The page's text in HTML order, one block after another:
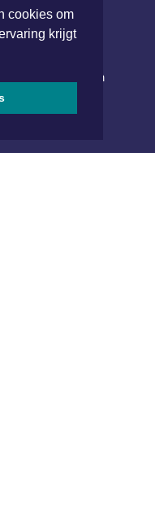
cookies om
krijgt
krijg wekelijks een
uit jouw regio.